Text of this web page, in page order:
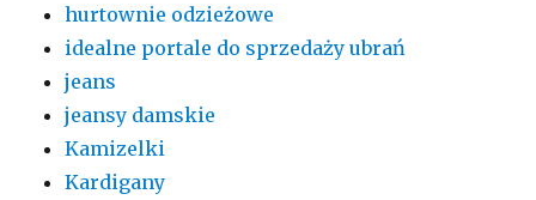
hurtownie odzieżowe
idealne portale do sprzedaży ubrań
jeans
jeansy damskie
Kamizelki
Kardigany